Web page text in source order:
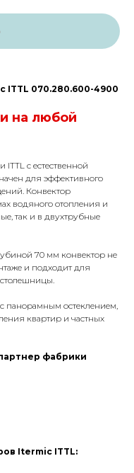
ITTL 070.280.600-4900
на любой
с естественной
для эффективного
Конвектор
водяного отопления и
так и в двухтрубные
70 мм конвектор не
и подходит для
остеклением,
квартир и частных
фабрики
Itermic ITTL: